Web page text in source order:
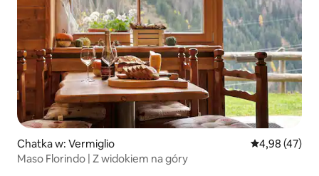
Chatka w: Vermiglio Średnia
4,98 (47)
Maso Florindo | Z widokiem na góry